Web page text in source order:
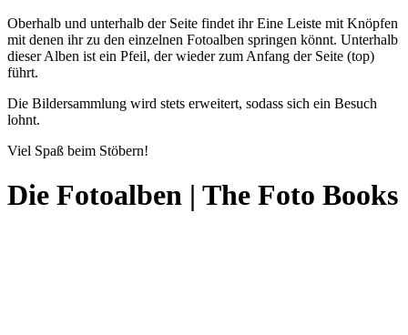
Oberhalb und unterhalb der Seite findet ihr Eine Leiste mit Knöpfen
mit denen ihr zu den einzelnen Fotoalben springen könnt. Unterhalb
dieser Alben ist ein Pfeil, der wieder zum Anfang der Seite (top)
führt.
Die Bildersammlung wird stets erweitert, sodass sich ein Besuch
lohnt.
Viel Spaß beim Stöbern!
Die Fotoalben | The Foto Books